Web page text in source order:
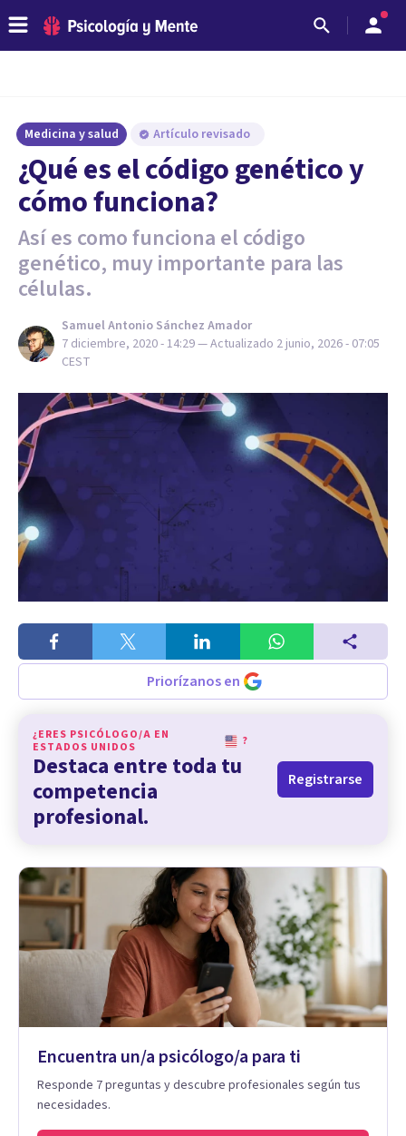
Medicina y salud Artículo revisado
¿Qué es el código genético y
cómo funciona?
Así es como funciona el código
genético, muy importante para las
células.
Samuel Antonio Sánchez Amador
7 diciembre, 2020 - 14:29— Actualizado 2 junio, 2026 - 07:05
CEST
Priorízanos en
¿ERES PSICÓLOGO/A EN
ESTADOS UNIDOS
?
Destaca entre toda tu
competencia
profesional.
Registrarse
Encuentra un/a psicólogo/a para ti
Responde 7 preguntas y descubre profesionales según tus
necesidades.